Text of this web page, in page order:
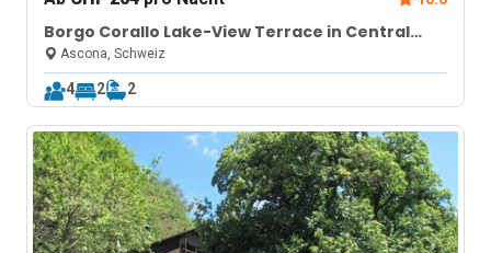
Borgo Corallo Lake-View Terrace in Central
Ascona
Ascona, Schweiz
4 2 2